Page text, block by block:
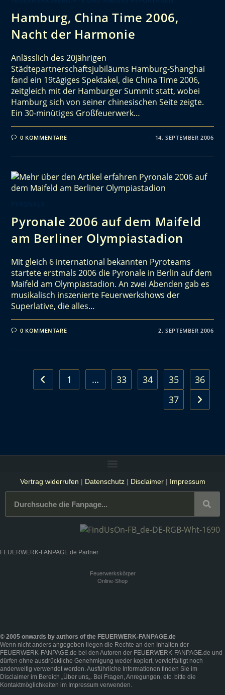
Hamburg, China Time 2006,
Nacht der Harmonie
Anlässlich des 20jährigen
Städtepartnerschaftsjubiläums Hamburg-Shanghai
fand ein 19tägiges Spektakel, die China Time 2006,
zeitgleich mit der Hamburger Summit statt, wobei
Hamburg sich von seiner chinesischen Seite zeigte.
Ein 30-minütiges Großfeuerwerk…
0 KOMMENTARE 14. SEPTEMBER 2006
Pyronale 2006 auf dem Maifeld
am Berliner Olympiastadion
Mit gleich 6 international bekannten Pyroteams
startete erstmals 2006 die Pyronale in Berlin auf dem
Maifeld am Olympiastadion. An zwei Abenden gab es
musikalisch inszenierte Feuerwerkshows der
Superlative, die alles…
0 KOMMENTARE 2. SEPTEMBER 2006
1 … 33 34 35
36
37
Vertrag widerrufen | Datenschutz| Disclaimer| Impressum
FEUERWERK-FANPAGE.de Partner:
Feuerwerkskörper
Online-Shop
© 2005 onwards by authors of the FEUERWERK-FANPAGE.de
Wenn nicht anders angegeben liegen die Rechte an den Inhalten der
FEUERWERK-FANPAGE.de bei den Autoren der FEUERWERK-FANPAGE.de und
dürfen ohne ausdrückliche Genehmigung weder kopiert, vervielfältigt noch
anderweitig verwendet werden. Ausführliche Informationen finden Sie im
Disclaimer im Bereich „ Über uns „. Bei Fragen, Anregungen, etc. bitte die
Kontaktmöglichkeiten im Impressum verwenden.